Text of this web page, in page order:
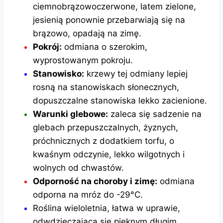
ciemnobrązowoczerwone, latem zielone,
jesienią ponownie przebarwiają się na
brązowo, opadają na zimę.
Pokrój: odmiana o szerokim,
wyprostowanym pokroju.
Stanowisko: krzewy tej odmiany lepiej
rosną na stanowiskach słonecznych,
dopuszczalne stanowiska lekko zacienione.
Warunki glebowe: zaleca się sadzenie na
glebach przepuszczalnych, żyznych,
próchnicznych z dodatkiem torfu, o
kwaśnym odczynie, lekko wilgotnych i
wolnych od chwastów.
Odporność na choroby i zimę: odmiana
odporna na mróz do -29°C.
Roślina wieloletnia, łatwa w uprawie,